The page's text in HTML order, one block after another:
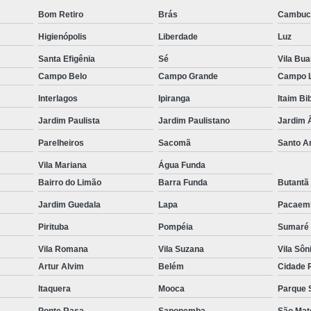
Bioestimulador no Gluteo
Bioestimulador para
Bioestimuladores para
Bioestimulador de Colageno
Bioestimulador de Colageno
Bioestimulador de Colageno na
Bioestimulador de Colageno no
Bioestimulador de Colageno
Bioestimulador de Colágeno no
Clínica de Estética Corrente
Clínica de
Clínica de
Clínica de
Bom Retiro Brás
Higienópolis Liberdade Luz
Santa Efigênia Sé
Vila
Campo Belo Campo Grande Campo
Interlagos Ipiranga Itaim
Jardim Paulista Jardim Paulistano Jardim
Parelheiros Sacomã Santo
Vila Mariana
Água Funda
Bairro do Limão Barra Funda Butantã
Jardim Guedala Lapa
Pirituba Pompéia Sumaré
Vila Romana Vila Suzana Vila
Artur Alvim Belém Cidade
Itaquera Mooca Parque